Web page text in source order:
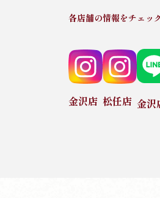
各店舗の情報をチェッ
金沢店 松任店 金沢